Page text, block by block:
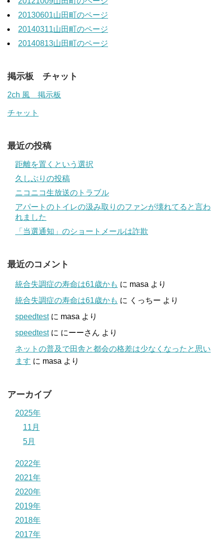
20130601山田町のページ
20140311山田町のページ
20140813山田町のページ
掲示板 チャット
2ch 風 掲示板
チャット
最近の投稿
距離を置くという選択
久しぶりの投稿
ニコニコ生放送のトラブル
アパートのトイレの汲み取りのファンが壊れてると言わ
れました
「当選通知」のショートメールは詐欺
最近のコメント
統合失調症の寿命は61歳かも に masa より
統合失調症の寿命は61歳かも に くっちー より
speedtestに masa より
speedtestに にーーさん より
ネットの普及で田舎と都会の格差は少なくなったと思い
ます に masa より
アーカイブ
2025年
11月
5月
2022年
2021年
2020年
2019年
2018年
2017年